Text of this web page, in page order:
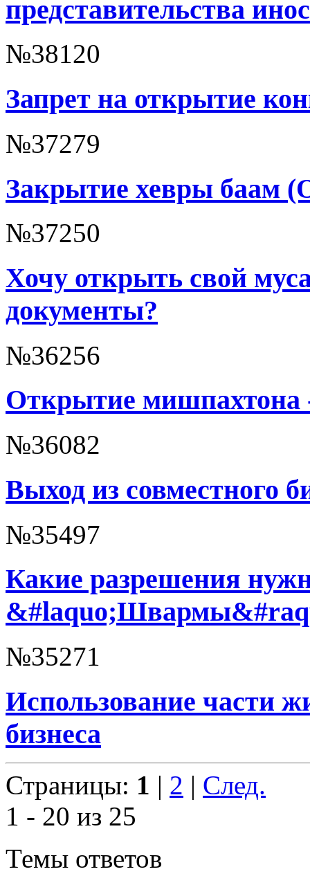
представительства
№38120
Запрет на открытие
№37279
Закрытие хевры баам
№37250
Хочу открыть свой
документы?
№36256
Открытие мишпахтона
№36082
Выход из совместного
№35497
Какие разрешения
№35271
Использование части
бизнеса
Страницы: 1 | 2 | След.
1 - 20 из 25
Темы ответов